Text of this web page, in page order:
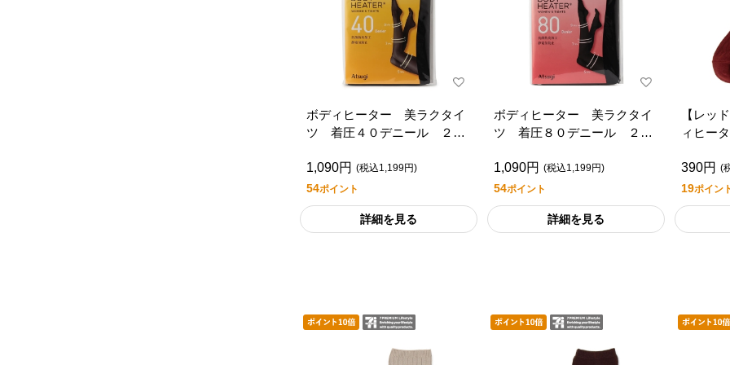
ボディヒーター 美ラクタイ
ツ 着圧４０デニール ２足
タイル
1,090円 (税込1,199円)
54ポイント
詳細を見る
ボディヒーター 美ラクタイ
ツ 着圧８０デニール ２足
タイル
1,090円 (税込1,199円)
54ポイント
詳細を見る
【レッ
ィヒー
アムラ
390円 (
19ポイン